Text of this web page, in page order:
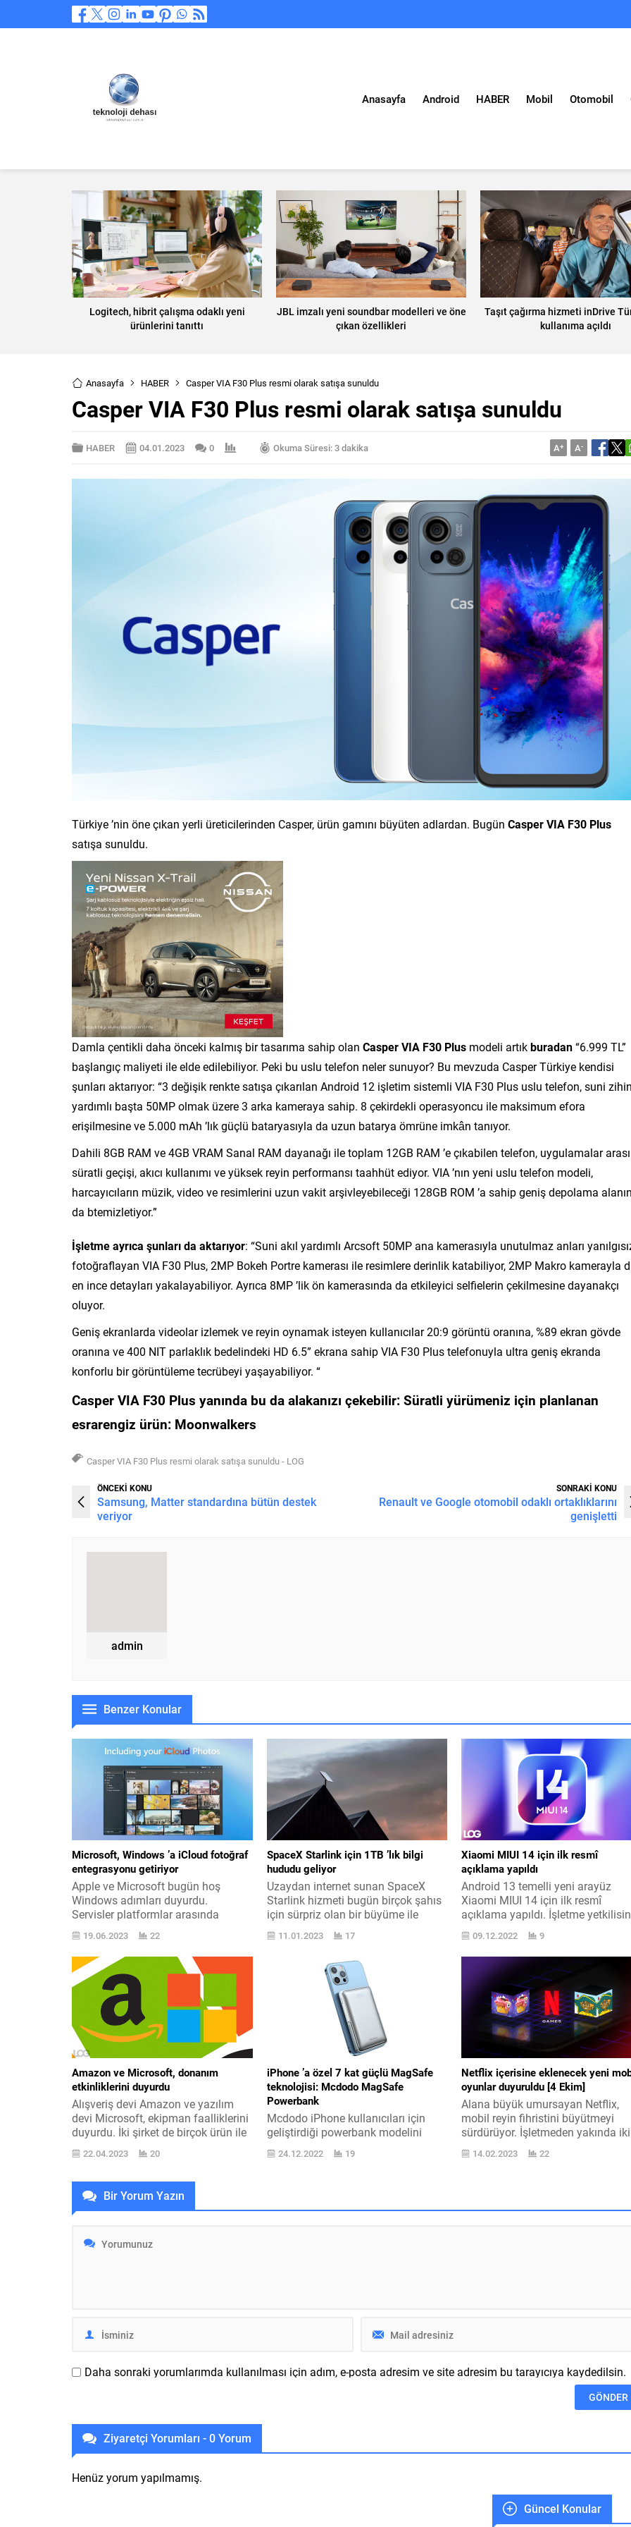
Anasayfa Android HABER Mobil Otomobil
Logitech, hibrit çalışma odaklı yeni
ürünlerini tanıttı
JBL imzalı yeni soundbar modelleri ve öne
çıkan özellikleri
Taşıt çağırma hizmeti inDrive
kullanıma açıldı
Anasayfa HABER Casper VIA F30 Plus resmi olarak satışa sunuldu
Casper VIA F30 Plus resmi olarak satışa sunuldu
HABER 04.01.2023 0 Okuma Süresi: 3 dakika A+ A-
Türkiye ’nin öne çıkan yerli üreticilerinden Casper, ürün gamını büyüten adlardan. Bugün Casper VIA F30 Plus
satışa sunuldu.
Damla çentikli daha önceki kalmış bir tasarıma sahip olan Casper VIA F30 Plus modeli artıkburadan“6.999 TL”
başlangıç maliyeti ile elde edilebiliyor. Peki bu uslu telefon neler sunuyor? Bu mevzuda Casper Türkiye kendisi
şunları aktarıyor: “3 değişik renkte satışa çıkarılan Android 12 işletim sistemli VIA F30 Plus uslu telefon, suni
yardımlı başta 50MP olmak üzere 3 arka kameraya sahip. 8 çekirdekli operasyoncu ile maksimum efora
erişilmesine ve 5.000 mAh ’lık güçlü bataryasıyla da uzun batarya ömrüne imkân tanıyor.
Dahili 8GB RAM ve 4GB VRAM Sanal RAM dayanağı ile toplam 12GB RAM ’e çıkabilen telefon, uygulamalar arası
süratli geçişi, akıcı kullanımı ve yüksek reyin performansı taahhüt ediyor. VIA ’nın yeni uslu telefon modeli,
harcayıcıların müzik, video ve resimlerini uzun vakit arşivleyebileceği 128GB ROM ’a sahip geniş depolama
da btemizletiyor.”
İşletme ayrıca şunları da aktarıyor: “Suni akıl yardımlı Arcsoft 50MP ana kamerasıyla unutulmaz anları
fotoğraflayan VIA F30 Plus, 2MP Bokeh Portre kamerası ile resimlere derinlik katabiliyor, 2MP Makro kamerayla
en ince detayları yakalayabiliyor. Ayrıca 8MP ’lik ön kamerasında da etkileyici selfielerin çekilmesine dayanakçı
oluyor.
Geniş ekranlarda videolar izlemek ve reyin oynamak isteyen kullanıcılar 20:9 görüntü oranına, %89 ekran gövde
oranına ve 400 NIT parlaklık bedelindeki HD 6.5” ekrana sahip VIA F30 Plus telefonuyla ultra geniş ekranda
konforlu bir görüntüleme tecrübeyi yaşayabiliyor. “
Casper VIA F30 Plus yanında bu da alakanızı çekebilir: Süratli yürümeniz için planlanan
esrarengiz ürün: Moonwalkers
Casper VIA F30 Plus resmi olarak satışa sunuldu - LOG
ÖNCEKİ KONU
Samsung, Matter standardına bütün destek
veriyor
SONRAKİ KONU
Renault ve Google otomobil odaklı ortaklıklarını
genişletti
admin
Benzer Konular
Microsoft, Windows ’a iCloud fotoğraf
entegrasyonu getiriyor
Apple ve Microsoft bugün hoş
Windows adımları duyurdu.
Servisler platformlar arasında
sorunsuz ve entegre hale geliyor.
Geçtiğimiz saatlerde Apple Music
servisi Xbox Series X, Xbox Series S
ve Xbox One konsollar için
kullanıma sunuldu. Ayrıntılarına
burada yer verdiğimiz bu
büyümenin hemen üstüne başka
haberler de geldi. Tertip Edilen
Surface odaklı...
19.06.2023 22
SpaceX Starlink için 1TB ’lık bilgi
hududu geliyor
Uzaydan internet sunan SpaceX
Starlink hizmeti bugün birçok şahıs
için sürpriz olan bir büyüme ile
gündeme geldi. Uzaydan internet
sunan SpaceX Starlink hizmeti için
uygulanmıyordu. Ancak bu aralık
ayı itibarıyla değişecek. Ev
kullanıcıları sene bitmeden evvel
“Öncelikli Ulaşım” altyapısı ile
tanışacak. Paylaşılan habere...
11.01.2023 17
Xiaomi MIUI 14 için ilk resmî
açıklama yapıldı
Android 13 temelli yeni arayüz
Xiaomi MIUI 14 için ilk resmî
açıklama yapıldı. İşletme
göre versiyon “hafif” olacak.
Biliyorsunuz Android telefon
üreticileri Google ’ın Android
versiyonları üzerine kendi
arayüzlerini yerleştiriyor. Bu
her üretici kullanıcısına değişik bir
tecrübe sunuyor. Xiaomi
ekosisteminin merkezinde ise
MIUI yer alıyor. Bazı tenkitlere
genel...
09.12.2022 9
Amazon ve Microsoft, donanım
etkinliklerini duyurdu
Alışveriş devi Amazon ve yazılım
devi Microsoft, ekipman faalliklerini
duyurdu. İki şirket de birçok ürün ile
karşımıza çıkacak. Amazon 28 Eylül
tarihinde, Microsoft ise 12 Ekim
Microsoft ’un faalliğinde odak nokta
“Surface” bilgisayarlar ve mümkün
öbür ürünler olacak. Yapılan
olarak yeni Surface Pro 9...
22.04.2023 20
iPhone ’a özel 7 kat güçlü MagSafe
teknolojisi: Mcdodo MagSafe
Powerbank
Mcdodo iPhone kullanıcıları için
geliştirdiği powerbank modelini
Türkiye ’de satışa sundu. Apple ’ın
şarj çözümünden 7 kat güçlü
24.12.2022 19
Netflix içerisine eklenecek yeni
oyunlar duyuruldu [4 Ekim]
Alana büyük umursayan Netflix,
mobil reyin fihristini büyütmeyi
sürdürüyor. İşletmeden yakında iki
değişik içerik daha geliyor. Netflix
yeni oyunlar için öncelikle şu özeti
14.02.2023 22
Bir Yorum Yazın
Daha sonraki yorumlarımda kullanılması için adım, e-posta adresim ve site adresim bu tarayıcıya kaydedilsin.
Ziyaretçi Yorumları - 0 Yorum
Henüz yorum yapılmamış.
Güncel Konular